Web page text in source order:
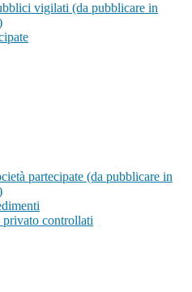
vigilati (da pubblicare in
partecipate (da pubblicare in
controllati